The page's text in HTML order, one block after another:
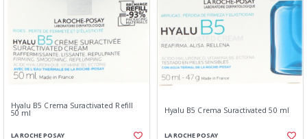
Hyalu B5 Crema Suractivated Refill
50 ml
LA ROCHE POSAY
Hyalu B5 Crema Suractivated 50 ml
LA ROCHE POSAY